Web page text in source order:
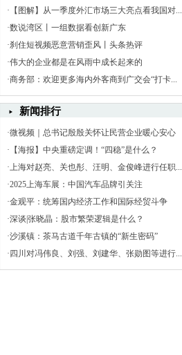
· 【图解】从一季度外汇市场三大亮点看我国对...
·数说湾区丨一组数据看创新广东
·刹住短视频恶意营销歪风丨头条热评
·伟大的企业都是在风雨中成长起来的
·商务部：欢迎更多海内外客商到广交会“打卡...
新闻排行
·微视频｜总书记殷殷关怀让民营企业暖心安心
· 【海报】中央重磅定调！“四稳”是什么？
·上海对赵亮、关也彤、汪明、金俊峰进行任职...
·2025上海车展：中国汽车品牌引关注
·金观平：统筹国内经济工作和国际经贸斗争
·深谈|张晓晶：股市繁荣逻辑是什么？
·沙溪镇：茶马古道千年古镇的“新生密码”
· 四川对冯伟良、刘强、刘建华、张勋图等进行...